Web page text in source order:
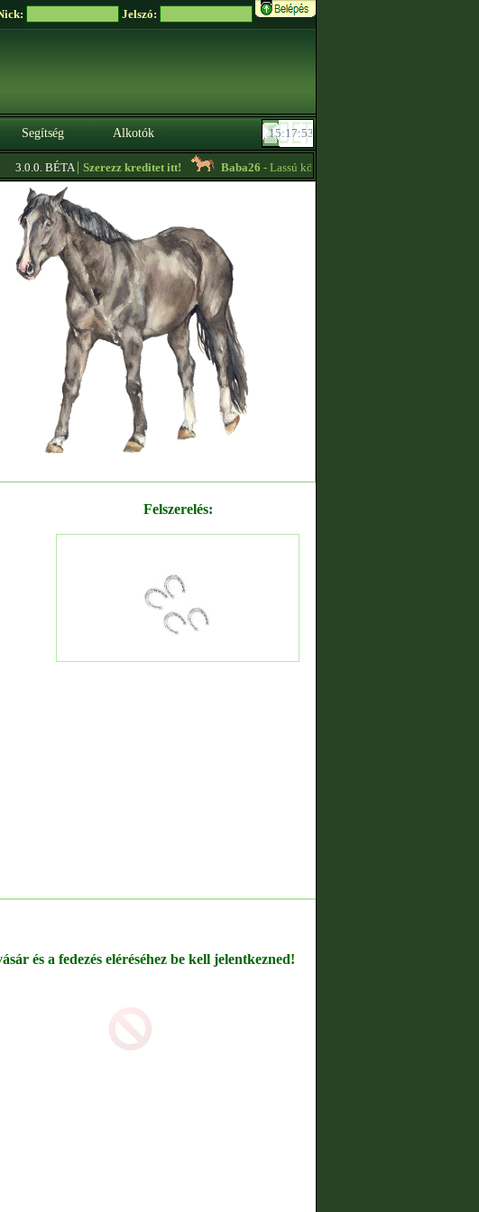
Jelszó:
Segítség Alkotók
3.0.0. BÉTA|Szerezz kreditet itt! Baba26- Lassú körös edzőt keresek sürgősen!! -
Felszerelés:
és a fedezés eléréséhez be kell jelentkezned!